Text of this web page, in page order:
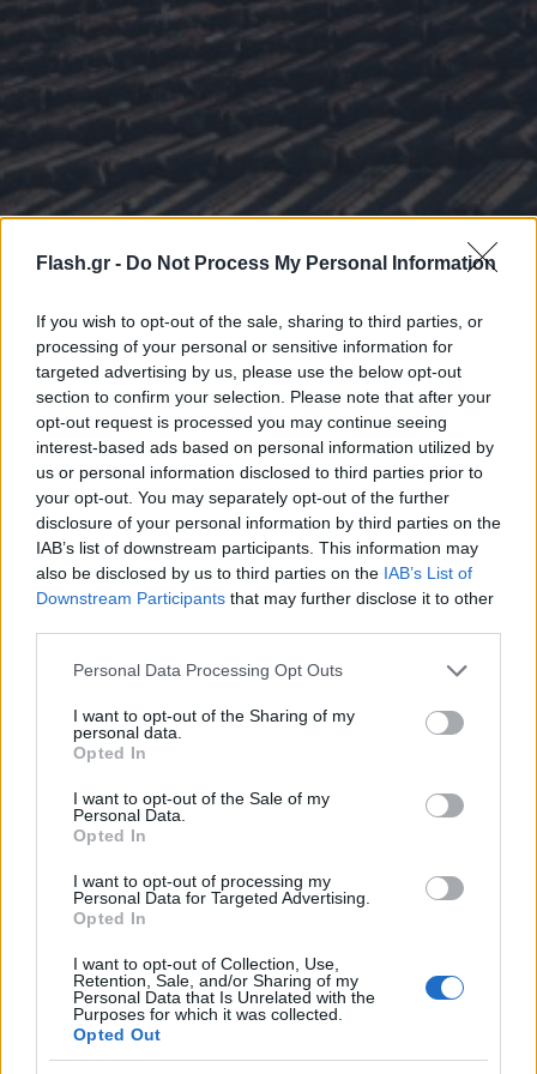
Flash.gr - Do Not Process My Personal Information
If you wish to opt-out of the sale, sharing to third parties, or
processing of your personal or sensitive information for
targeted advertising by us, please use the below opt-out
section to confirm your selection. Please note that after your
opt-out request is processed you may continue seeing
interest-based ads based on personal information utilized by
us or personal information disclosed to third parties prior to
your opt-out. You may separately opt-out of the further
disclosure of your personal information by third parties on the
IAB’s list of downstream participants. This information may
also be disclosed by us to third parties on the IAB’s List of
Downstream Participants that may further disclose it to other
Please note that this website/app uses one or more Google
not limited to your visit or usage behaviour. You may click to
grant or deny consent to Google and its third-party tags to
use your data for below specified purposes in below Google
consent section.
Personal Data Processing Opt Outs
I want to opt-out of the Sharing of my
personal data.
Opted In
I want to opt-out of the Sale of my
Personal Data.
Opted In
I want to opt-out of processing my
Personal Data for Targeted Advertising.
Opted In
I want to opt-out of Collection, Use,
Retention, Sale, and/or Sharing of my
Personal Data that Is Unrelated with the
Purposes for which it was collected.
Opted Out
Πάνω από 150 σκυλάκια και γατάκια έφτασαν
στο καταφύγιο
Παράλληλα, η ίδια τονίζει ότι η κατάσταση στον
Θεσσαλικό κάμπο εξακολουθεί να είναι δύσκολη με
αποτέλεσμα να συνεχίζονται οι αφίξεις ζώων από
οικογένεια από τον Παλαμά το ζωάκι της, το οποίο
είχε σφηνώσει στην περίφραξη της αυλής, στον
πάτο του νερού και εθελοντές κατάφεραν και το
απεγκλώβισαν, το εξέτασαν οι γιατροί γιατί είχε
παρακολούθηση. Σήμερα φαίνεται ότι είναι μια
Στο καταφύγιο έχουν καταφτάσει περισσότερα από
150 σκυλάκια και γατάκια, εκ των οποίων ορισμένα
δόθηκαν για υιοθεσία ή βρήκαν την οικογένειά